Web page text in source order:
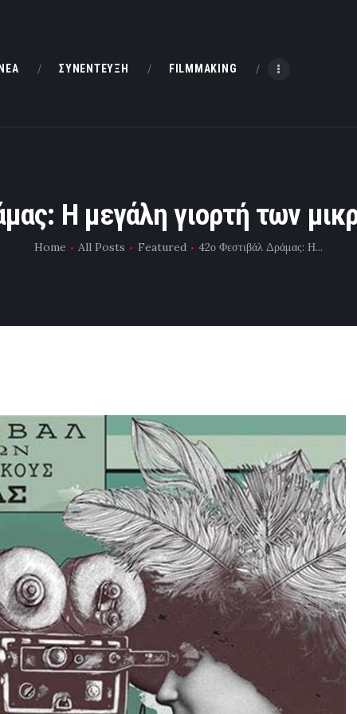
ΣΥΝΕΝΤΕΥΞΗ FILMMAKING
Η μεγάλη γιορτή των
Home All Posts Featured 42ο Φεστιβάλ Δράμας: Η...
ΝΕΑ
ΜΙΚΡΟΥ ΜΗΚΟΥΣ
EΠΙΚΟΙΝΩΝΙΑ